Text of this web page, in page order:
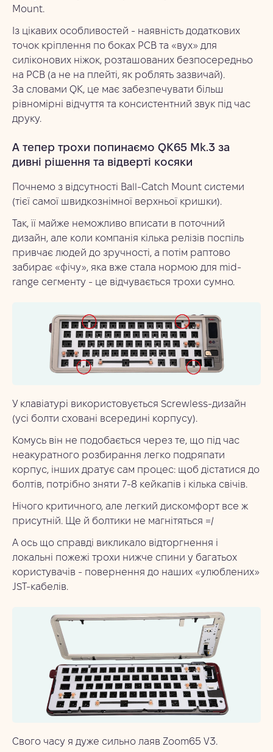
Mount.
Із цікавих особливостей - наявність додаткових
точок кріплення по боках PCB та «вух» для
силіконових ніжок, розташованих безпосередньо
на PCB (а не на плейті, як роблять зазвичай).
За словами QK, це має забезпечувати більш
рівномірні відчуття та консистентний звук під час
друку.
А тепер трохи попинаємо QK65 Mk.3 за
дивні рішення та відверті косяки
Почнемо з відсутності Ball-Catch Mount системи
(тієї самої швидкознімної верхньої кришки).
Так, її майже неможливо вписати в поточний
дизайн, але коли компанія кілька релізів поспіль
привчає людей до зручності, а потім раптово
забирає «фічу», яка вже стала нормою для mid-
range сегменту - це відчувається трохи сумно.
У клавіатурі використовується Screwless-дизайн
(усі болти сховані всередині корпусу).
Комусь він не подобається через те, що під час
неакуратного розбирання легко подряпати
корпус, інших дратує сам процес: щоб дістатися до
болтів, потрібно зняти 7-8 кейкапів і кілька свічів.
Нічого критичного, але легкий дискомфорт все ж
присутній. Ще й болтики не магнітяться =/
А ось що справді викликало відторгнення і
локальні пожежі трохи нижче спини у багатьох
користувачів - повернення до наших «улюблених»
JST-кабелів.
Свого часу я дуже сильно лаяв Zoom65 V3.